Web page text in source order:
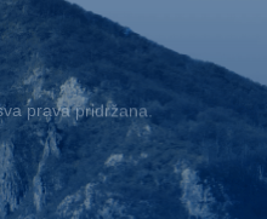
prava pridržana.